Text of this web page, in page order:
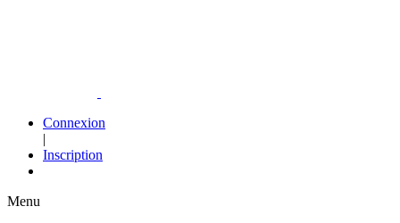
Connexion
|
Inscription
Menu